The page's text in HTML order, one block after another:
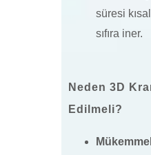
süresi
sıfıra iner.
Neden 3D
Edilmeli?